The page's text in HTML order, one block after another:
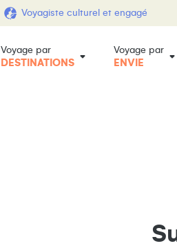
Voyagiste culturel et engagé
Voyage par
DESTINATIONS
Voyage par
ENVIE